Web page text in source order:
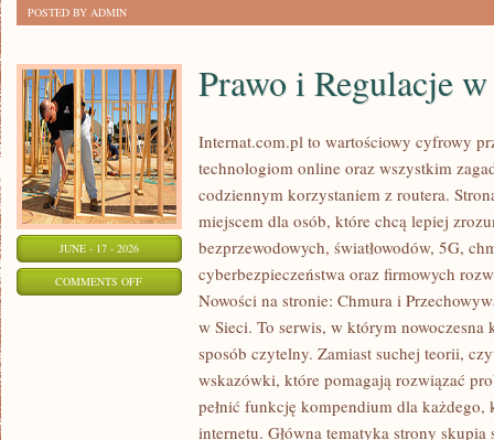
POSTED BY ADMIN
JUNE - 17 - 2026
COMMENTS OFFON
REGULACJE
INTERNECIE
Prawo i Regulacje
Internat.com.pl to wartościowy cyfrowy
technologiom online oraz wszystkim
codziennym korzystaniem z routera.
miejscem dla osób, które chcą lepiej
bezprzewodowych, światłowodów, 5G,
cyberbezpieczeństwa oraz firmowych
Nowości na stronie: Chmura i
w Sieci. To serwis, w którym nowoczesna
sposób czytelny. Zamiast suchej teorii,
wskazówki, które pomagają rozwiązać
pełnić funkcję kompendium dla
internetu. Główna tematyka strony